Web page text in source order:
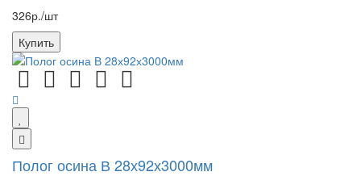
326р./шт
Купить
Полог осина В 28х92х3000мм